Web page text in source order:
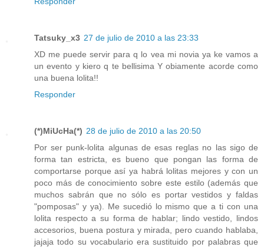
Tatsuky_x3 27 de julio de 2010 a las 23:33
XD me puede servir para q lo vea mi novia ya ke vamos a
un evento y kiero q te bellisima Y obiamente acorde como
una buena lolita!!
Responder
(*)MiUcHa(*) 28 de julio de 2010 a las 20:50
Por ser punk-lolita algunas de esas reglas no las sigo de
forma tan estricta, es bueno que pongan las forma de
comportarse porque así ya habrá lolitas mejores y con un
poco más de conocimiento sobre este estilo (además que
muchos sabrán que no sólo es portar vestidos y faldas
"pomposas" y ya). Me sucedió lo mismo que a ti con una
lolita respecto a su forma de hablar; lindo vestido, lindos
accesorios, buena postura y mirada, pero cuando hablaba,
jajaja todo su vocabulario era sustituido por palabras que